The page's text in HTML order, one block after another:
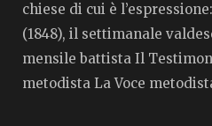
chiese di cui è
(1848), il settimanale
mensile battista Il
metodista La Voce